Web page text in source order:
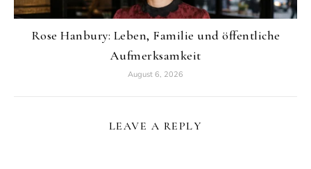
Rose Hanbury: Leben, Familie und öffentliche
Aufmerksamkeit
August 6, 2026
LEAVE A REPLY